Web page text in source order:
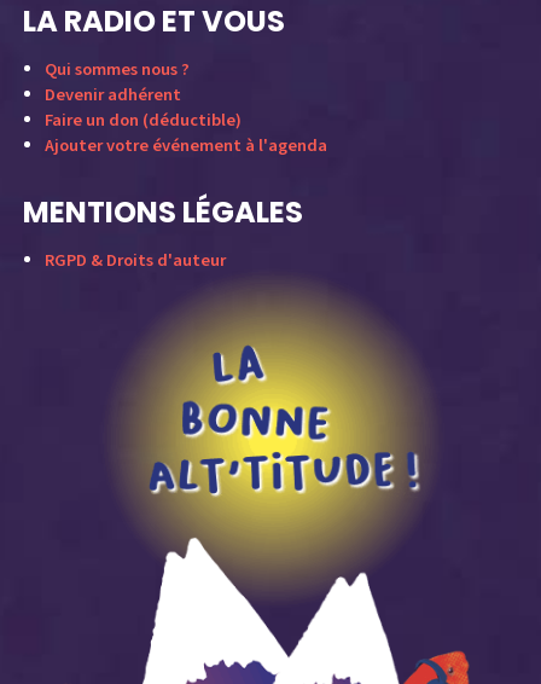
LA RADIO ET VOUS
Qui sommes nous ?
Devenir adhérent
Faire un don (déductible)
Ajouter votre événement à l'agenda
MENTIONS LÉGALES
RGPD & Droits d'auteur